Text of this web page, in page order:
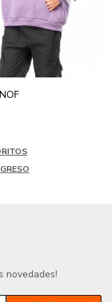
novedades!